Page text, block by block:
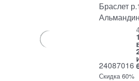
Браслет
24087016
Скидка 60%